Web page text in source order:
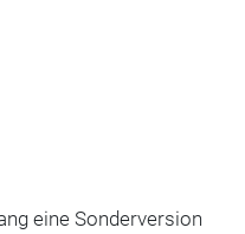
eine Sonderversion